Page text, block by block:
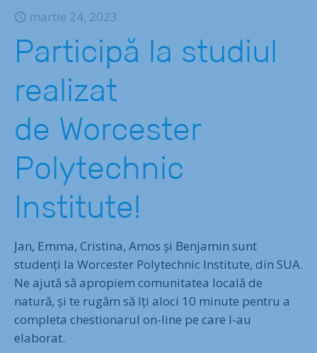
martie 24, 2023
Participă la studiul
realizat
de Worcester
Polytechnic
Institute!
Jan, Emma, Cristina, Amos și Benjamin sunt
studenți la Worcester Polytechnic Institute, din SUA.
Ne ajută să apropiem comunitatea locală de
natură, și te rugăm să îți aloci 10 minute pentru a
completa chestionarul on-line pe care l-au
elaborat.